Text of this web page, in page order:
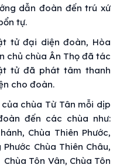
dẫn đoàn đến trú xứ
tự.
tử đại diện đoàn, Hòa
chủ chùa Ân Thọ đã tác
tử đã phát tâm thanh
cho đoàn.
chùa Từ Tân mỗi dịp
đến các chùa như:
Chùa Thiên Phước,
Chùa Thiên Châu,
Tôn Vân, Chùa Tôn